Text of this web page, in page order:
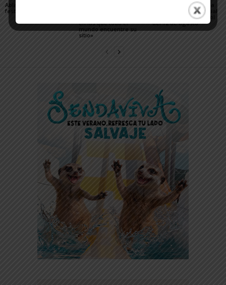
Ablitas abre el verano
festivo con sus peras
en las que todo el
mundo encuentre su
sitio»
Sendaviva presenta la
programación especial
del eclipse total de Sol
del 12 de agosto